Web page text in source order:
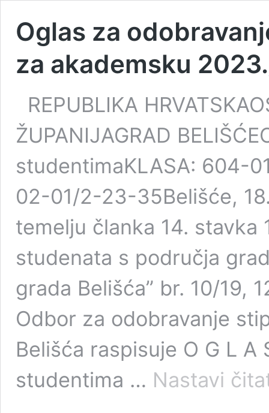
Oglas za
za akademsku
REPUBLIKA
ŽUPANIJAGRAD
studentimaKLASA: 604-
02-01/2-23-35Belišće,
temelju članka 14. stavka
studenata s područja
grada Belišća” br. 10/19,
Odbor za odobravanje
Belišća raspisuje O G L
studentima … Nastavi